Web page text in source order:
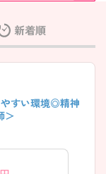
新着順
やすい環境◎精神
＞